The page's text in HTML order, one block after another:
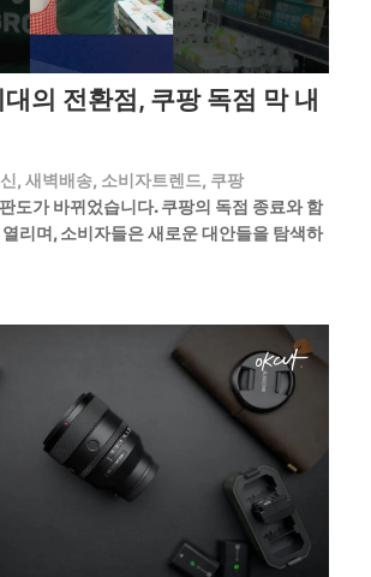
의 전환점, 쿠팡 독점 막 내
, 새벽배송, 소비자트렌드, 쿠팡
도가 바뀌었습니다. 쿠팡의 독점 종료와 함
리며, 소비자들은 새로운 대안들을 탐색하